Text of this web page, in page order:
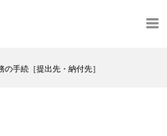
の手続［提出先・納付先］